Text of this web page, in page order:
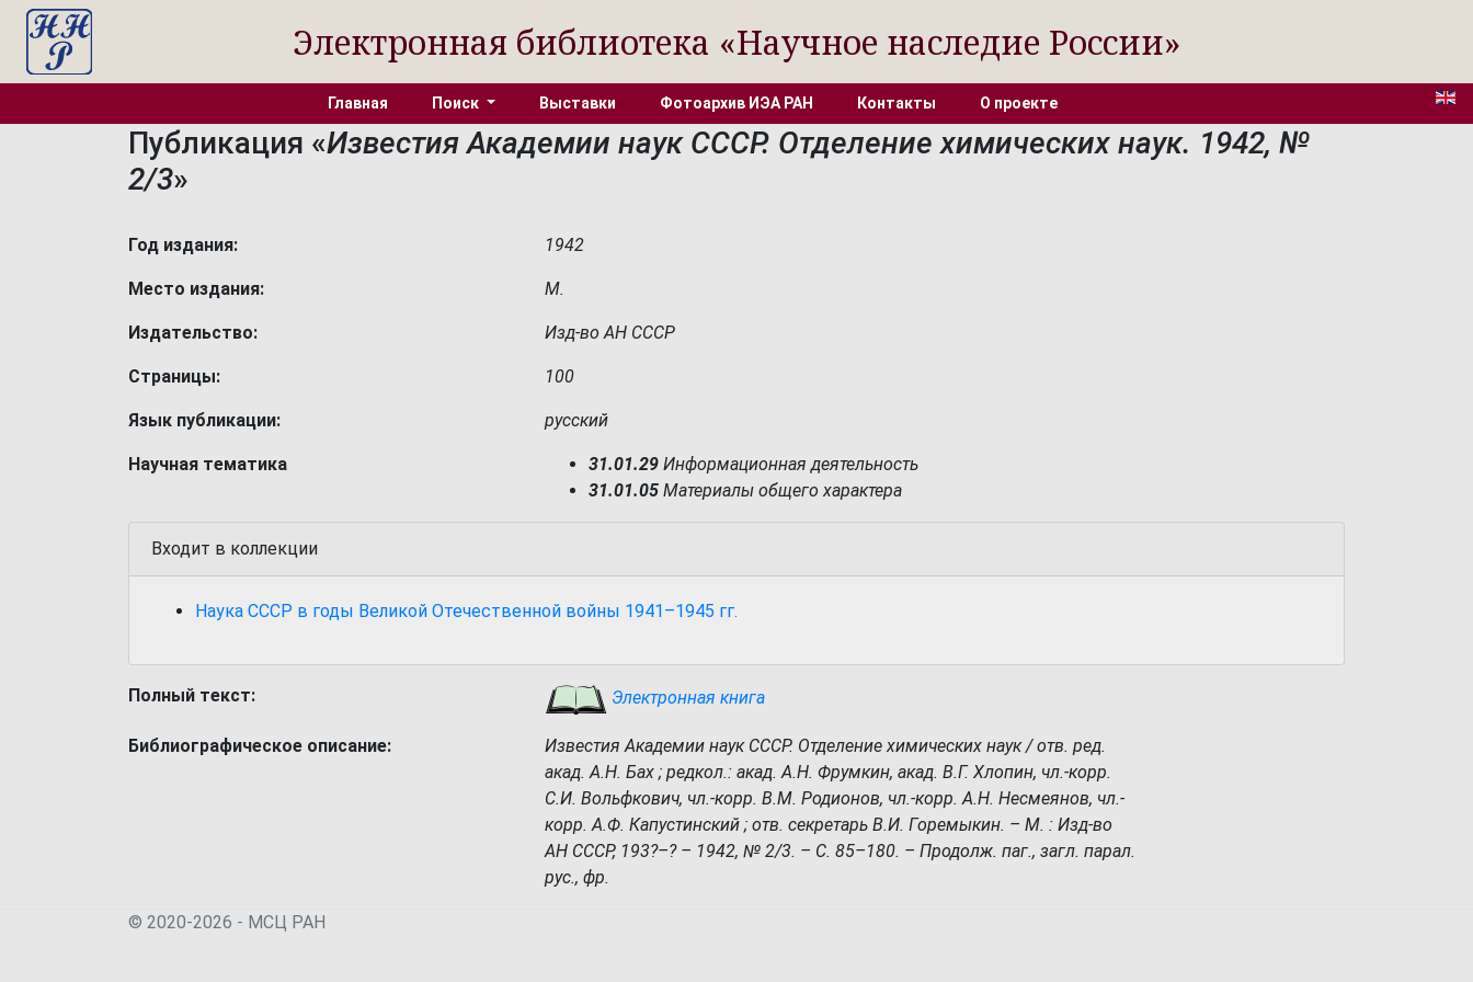
Электронная библиотека «Научное наследие России»
Главная Поиск Выставки Фотоархив ИЭА РАН Контакты О проекте
Публикация «Известия Академии наук СССР. Отделение химических наук. 1942, №
2/3»
Год издания: 1942
Место издания: М.
Издательство: Изд-во АН СССР
Страницы: 100
Язык публикации: русский
Научная тематика 31.01.29 Информационная деятельность
31.01.05 Материалы общего характера
Входит в коллекции
Наука СССР в годы Великой Отечественной войны 1941–1945 гг.
Полный текст: Электронная книга
Библиографическое описание:
Известия Академии наук СССР. Отделение химических наук / отв. ред.
акад. А.Н. Бах ; редкол.: акад. А.Н. Фрумкин, акад. В.Г. Хлопин, чл.-корр.
С.И. Вольфкович, чл.-корр. В.М. Родионов, чл.-корр. А.Н. Несмеянов, чл.-
корр. А.Ф. Капустинский ; отв. секретарь В.И. Горемыкин. – М. : Изд-во
АН СССР, 193?–? – 1942, № 2/3. – С. 85–180. – Продолж. паг., загл. парал.
рус., фр.
© 2020-2026 - МСЦ РАН